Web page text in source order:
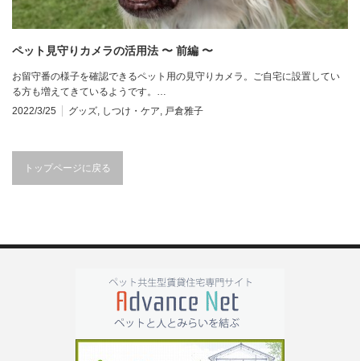
ペット見守りカメラの活用法 〜 前編 〜
お留守番の様子を確認できるペット用の見守りカメラ。ご自宅に設置してい
る方も増えてきているようです。…
2022/3/25
グッズ しつけ・ケア 戸倉雅子
トップページに戻る